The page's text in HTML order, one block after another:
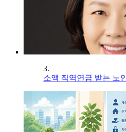
3.
소액 직역연금 받는 노